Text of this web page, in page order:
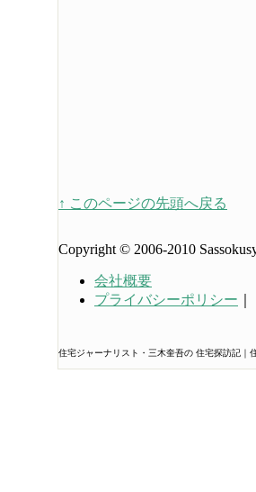
↑ このページの先頭へ戻る
Copyright © 2006-2010
会社概要
プライバシーポリシー
住宅ジャーナリスト・三木奎吾の 住宅探訪記｜